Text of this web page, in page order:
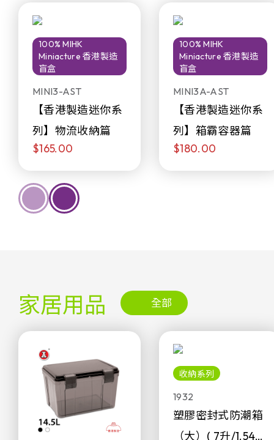
100% MIHK
Miniacture 香港製造
盲盒
MINI3-AST
【香港製造迷你系
列】物流收納篇
$165.00
100% MIHK
Miniacture 香港製造
盲盒
MINI3A-AST
【香港製造迷你系
列】箱霸容器篇
$180.00
家居用品 全部
收納系列
1932
塑膠密封式防潮箱
（大）( 7升/1.54加